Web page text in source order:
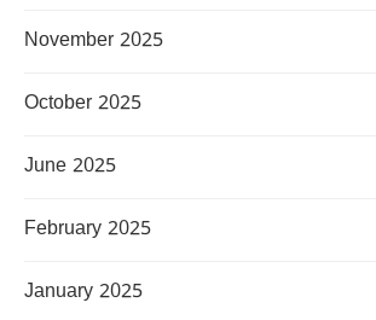
November 2025
October 2025
June 2025
February 2025
January 2025